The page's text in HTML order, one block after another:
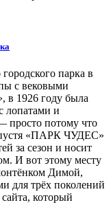
парка в
с вековыми
1926 году была
лопатами и
просто потому что
«ПАРК ЧУДЕС»
за сезон и носит
И вот этому месту
Димой,
для трёх поколений
который